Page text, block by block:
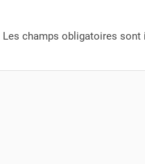
Les champs obligatoires